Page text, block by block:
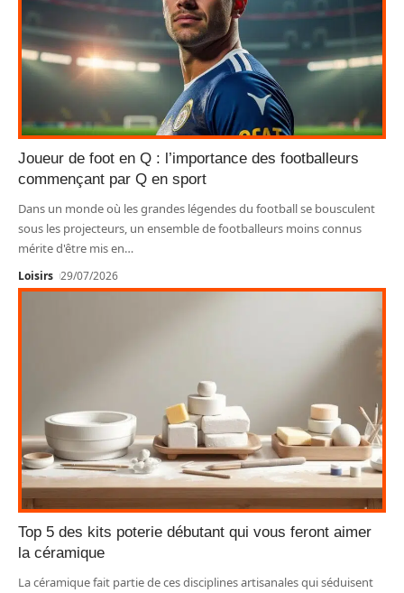
Joueur de foot en Q : l’importance des footballeurs
commençant par Q en sport
Dans un monde où les grandes légendes du football se bousculent
sous les projecteurs, un ensemble de footballeurs moins connus
mérite d'être mis en…
Loisirs 29/07/2026
Top 5 des kits poterie débutant qui vous feront aimer
la céramique
La céramique fait partie de ces disciplines artisanales qui séduisent